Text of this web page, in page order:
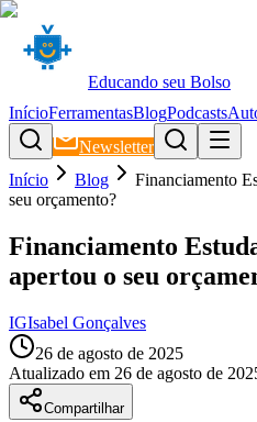
Educando seu Bolso
InícioFerramentasBlogPodcasts
Newsletter
Início
Blog
Financiamento
seu orçamento?
Financiamento
apertou o seu
IGIsabel Gonçalves
26 de agosto de 2025
Atualizado em 26 de agosto de
Compartilhar